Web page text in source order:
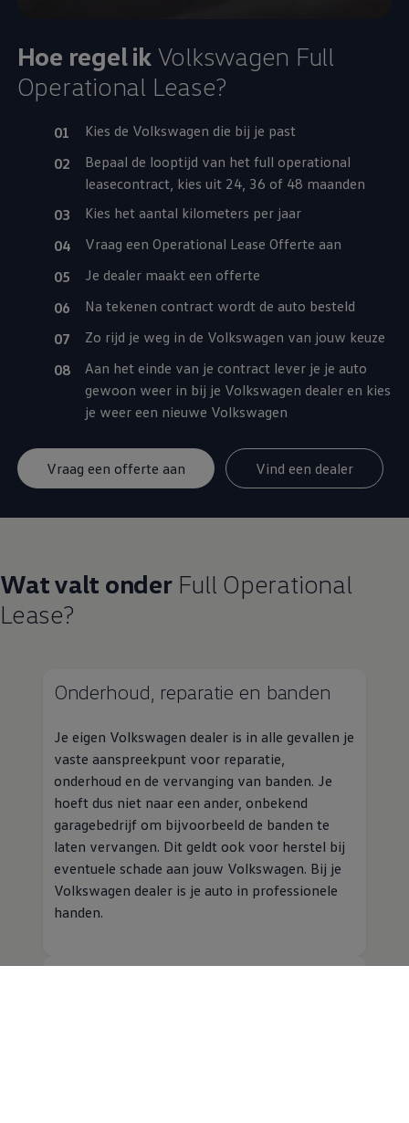
Hoe regel ik Volkswagen Full
Operational Lease?
Kies de Volkswagen die bij je past
Bepaal de looptijd van het full operational
leasecontract, kies uit 24, 36 of 48 maanden
Kies het aantal kilometers per jaar
Vraag een Operational Lease Offerte aan
Je dealer maakt een offerte
Na tekenen contract wordt de auto besteld
Zo rijd je weg in de Volkswagen van jouw keuze
Aan het einde van je contract lever je je auto
gewoon weer in bij je Volkswagen dealer en kies
je weer een nieuwe Volkswagen
Vraag een offerte aan Vind een dealer
Wat valt onderFull Operational
Lease?
Onderhoud, reparatie en banden
Je eigen Volkswagen dealer is in alle gevallen je
vaste aanspreekpunt voor reparatie,
onderhoud en de vervanging van banden. Je
hoeft dus niet naar een ander, onbekend
garagebedrijf om bijvoorbeeld de banden te
laten vervangen. Dit geldt ook voor herstel bij
eventuele schade aan jouw Volkswagen. Bij je
Volkswagen dealer is je auto in professionele
handen.